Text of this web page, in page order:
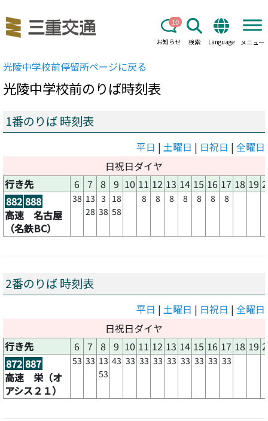
お知らせ
10
検索 Language メニュー
光陵中学校前停留所ページに戻る
光陵中学校前のりば時刻表
1番のりば 時刻表
平日 | 土曜日 | 日祝日 | 全曜日
日祝日ダイヤ
行き先
6 7 8 9 10 11 12 13 14 15 16 17 18 19
882 888
高速 名古屋
（名鉄BC）
38 13
28
3
38
18
58
8 8 8 8 8 8 8
2番のりば 時刻表
平日 | 土曜日 | 日祝日 | 全曜日
日祝日ダイヤ
行き先
6 7 8 9 10 11 12 13 14 15 16 17 18 19
872 887
高速 栄（オ
アシス２１）
53 33 13
53
43 33 33 33 33 33 33 33 33